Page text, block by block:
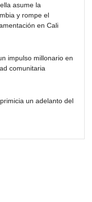
asume la
y rompe el
en Cali
impulso millonario en
comunitaria
un adelanto del